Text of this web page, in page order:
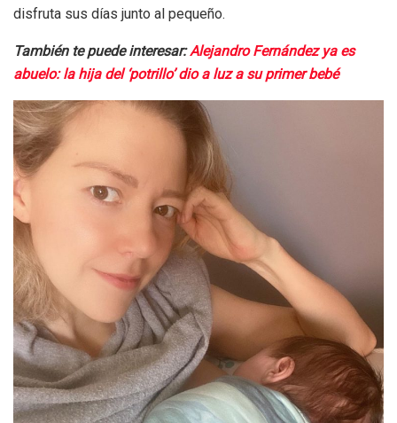
disfruta sus días junto al pequeño.
También te puede interesar:Alejandro Fernández ya es
abuelo: la hija del ‘potrillo’ dio a luz a su primer bebé